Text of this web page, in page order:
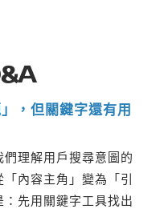
，但關鍵字還有用
理解用戶搜尋意圖的
內容主角」變為「引
先用關鍵字工具找出